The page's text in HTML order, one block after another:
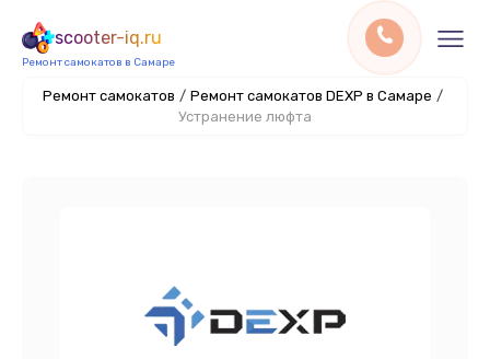
scooter-iq.ru
Ремонт самокатов в Самаре
Ремонт самокатов / Ремонт самокатов DEXP в Самаре /
Устранение люфта